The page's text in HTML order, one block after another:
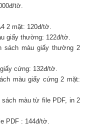
tờ.
2 mặt: 120đ/tờ.
giấy thường: 122đ/tờ.
sách màu giấy thường 2
cứng: 132đ/tờ.
màu giấy cứng 2 mặt:
màu từ file PDF, in 2
PDF : 144đ/tờ.